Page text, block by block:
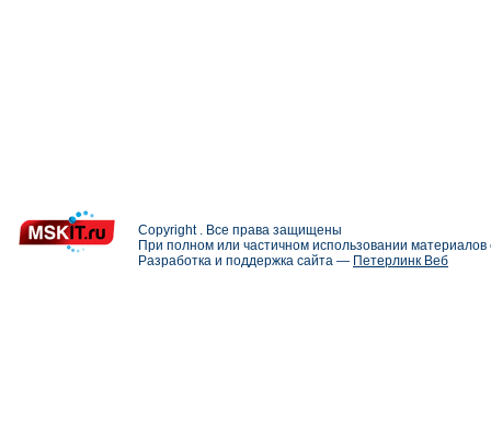
Copyright . Все права защищены
При полном или частичном использовании
Разработка и поддержка сайта — Петерлинк Веб